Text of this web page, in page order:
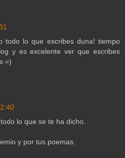
todo lo que escribes duna! tiempo
y es excelente ver que escribes
=)
lo que se te ha dicho.
y por tus poemas.